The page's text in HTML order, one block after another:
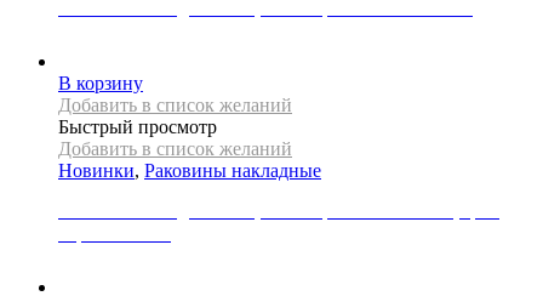
В корзину
Добавить в список желаний
Быстрый просмотр
Добавить в список желаний
Новинки, Раковины накладные